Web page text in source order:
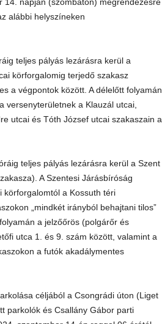
alábbi helyszíneken
teljes pályás lezárásra kerül a
körforgalomig terjedő szakasz
a végpontok között. A délelőtt folyamán
a Klauzál utcai,
utcai és Tóth József utcai szakaszain a
teljes pályás lezárásra kerül a Szent
A Szentesi Járásbíróság
körforgalomtól a Kossuth téri
„mindkét irányból behajtani tilos”
a jelzőőrös (polgárőr és
utca 1. és 9. szám között, valamint a
a futók akadálymentes
céljából a Csongrádi úton (Liget
parkolók és Csallány Gábor parti